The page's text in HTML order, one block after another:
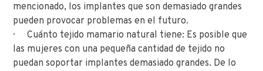
mencionado, los implantes que son demasiado grandes
pueden provocar problemas en el futuro.
· Cuánto tejido mamario natural tiene: Es posible que
las mujeres con una pequeña cantidad de tejido no
puedan soportar implantes demasiado grandes. De lo